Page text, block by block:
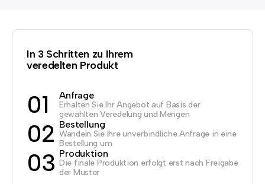
In 3 Schritten zu Ihrem
veredelten Produkt
01 Anfrage
Erhalten Sie Ihr Angebot auf Basis der
gewählten Veredelung und Mengen
02 Bestellung
Wandeln Sie Ihre unverbindliche Anfrage in eine
Bestellung um
03 Produktion
Die finale Produktion erfolgt erst nach Freigabe
der Muster